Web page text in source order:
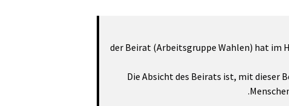
der Beirat (Arbeitsgruppe Wahlen) hat im
Die Absicht des Beirats ist, mit dieser